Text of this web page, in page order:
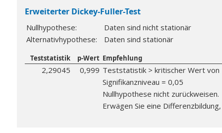
Erweiterter Dickey-Fuller-Test
Nullhypothese:
Daten sind nicht stationär
Alternativhypothese:
Daten sind stationär
Teststatistik p-Wert Empfehlung
2,29045 0,999 Teststatistik > kritischer Wert von
Signifikanzniveau = 0,05
Nullhypothese nicht zurückweisen.
Erwägen Sie eine